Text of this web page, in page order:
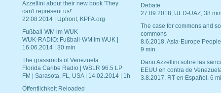
Azzellini about their new book 'They
can't represent us!'
22.08.2014 | Upfront, KPFA.org
Fußball-WM im WUK
WUK-RADIO: Fußball-WM im WUK |
16.06.2014 | 30 min
The grassroots of Venezuela
Florida Caribe Radio | WSLR 96.5 LP
FM | Sarasota, FL, USA | 14.02.2014 | 1h
Öffentlichkeit Reloaded
Debate
27.09.2018, UED-UAZ, 38
The case for commons and
commons
8.6.2018, Asia-Europe
9 min.
Dario Azzellini sobre las
EEUU en contra de
3.8.2017, RT en Español, 6